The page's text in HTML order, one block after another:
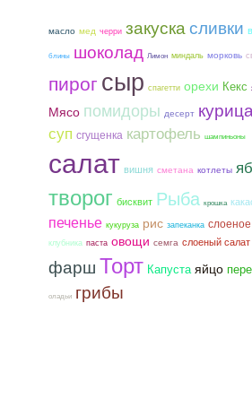
масло мед черри закускасливки
блины шоколад Лимон миндаль морковь
пирог сыр спагетти орехи Кекс
Мясо помидоры десерт
суп сгущенка картофель шампиньоны
салат вишня сметана котлеты
творог бисквит Рыба крошка
печенье кукуруза рис запеканка
клубника паста овощи семга слоеный салат
фаршТорт Капуста яйцо
оладьи грибы